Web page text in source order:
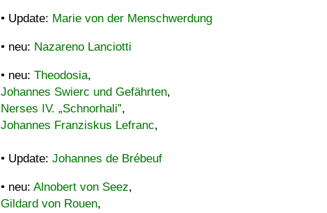
• Update: Marie von der Menschwerdung
• neu: Nazareno Lanciotti
• neu: Theodosia,
Johannes Swierc und Gefährten,
Nerses IV. „Schnorhali”,
Johannes Franziskus Lefranc,
• Update: Johannes de Brébeuf
• neu: Alnobert von Seez,
Gildard von Rouen,